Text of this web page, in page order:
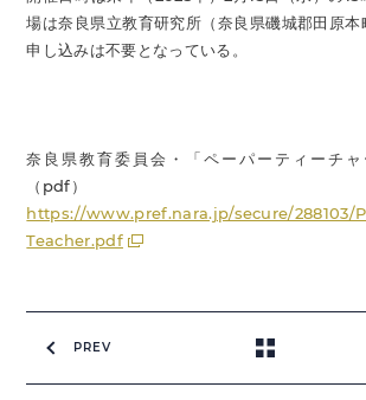
場は奈良県立教育研究所（奈良県磯城郡田原
申し込みは不要となっている。
奈良県教育委員会・「ペーパーティーチ
（pdf）
https://www.pref.nara.jp/secure/288103/
Teacher.pdf
PREV